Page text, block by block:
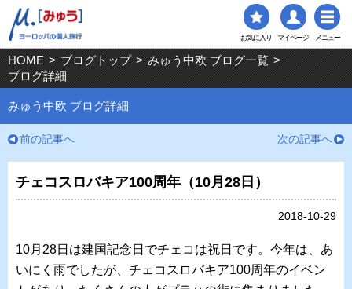
お気に入り マイページ メニュー
HOME > ブログトップ > みゅう中欧 ブログ一覧 >
ブログ詳細
みゅう中欧 ブログ詳細
前の記事へ 次の記事へ
チェコスロバキア100周年（10月28日）
2018-10-29
10月28日は建国記念日でチェコは祝日です。今年は、あ
いにく雨でしたが、チェコスロバキア100周年のイベン